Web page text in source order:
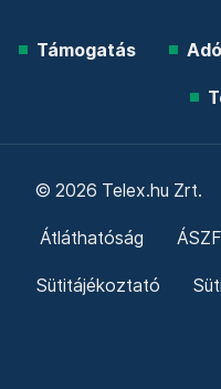
Támogatás
© 2026 Telex.hu Zrt.
Átláthatóság ÁSZF
Sütitájékoztató